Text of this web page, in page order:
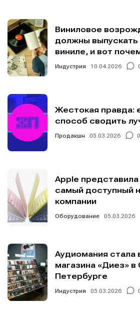
Виниловое
должны
виниле, и вот
Индустрия 10.04.2026
Жестокая правда:
способ сводить
Продакшн 05.03.2026 0
Apple
самый доступный
компании
Оборудование 05.03.2026
Аудиомания стала
магазина «Диез» в
Петербурге
Индустрия 05.03.2026